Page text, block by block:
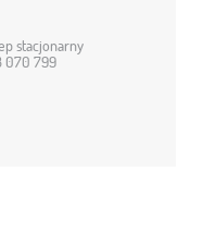
stacjonarny
070 799